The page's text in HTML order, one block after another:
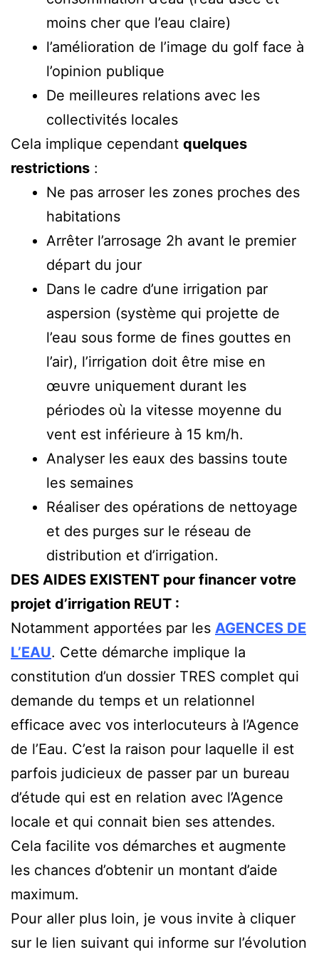
moins cher que l’eau claire)
l’amélioration de l’image du golf face à
l’opinion publique
De meilleures relations avec les
collectivités locales
Cela implique cependant quelques
restrictions :
Ne pas arroser les zones proches des
habitations
Arrêter l’arrosage 2h avant le premier
départ du jour
Dans le cadre d’une irrigation par
aspersion (système qui projette de
l’eau sous forme de fines gouttes en
l’air), l’irrigation doit être mise en
œuvre uniquement durant les
périodes où la vitesse moyenne du
vent est inférieure à 15 km/h.
Analyser les eaux des bassins toute
les semaines
Réaliser des opérations de nettoyage
et des purges sur le réseau de
distribution et d’irrigation.
DES AIDES EXISTENT pour financer votre
projet d’irrigation REUT :
Notamment apportées par les AGENCES DE
L’EAU. Cette démarche implique la
constitution d’un dossier TRES complet qui
demande du temps et un relationnel
efficace avec vos interlocuteurs à l’Agence
de l’Eau. C’est la raison pour laquelle il est
parfois judicieux de passer par un bureau
d’étude qui est en relation avec l’Agence
locale et qui connait bien ses attendes.
Cela facilite vos démarches et augmente
les chances d’obtenir un montant d’aide
maximum.
Pour aller plus loin, je vous invite à cliquer
sur le lien suivant qui informe sur l’évolution